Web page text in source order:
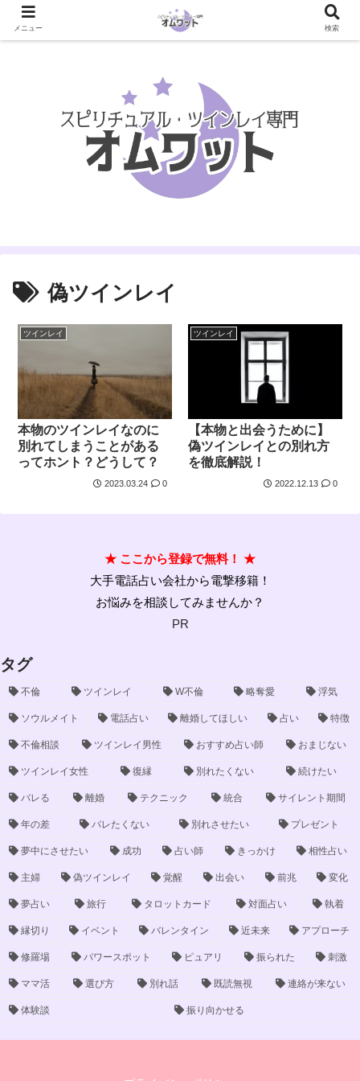
偽ツインレイ
ツインレイ
本物のツインレイなのに
別れてしまうことがある
ってホント？どうして？
2023.03.24 0
ツインレイ
【本物と出会うために】
偽ツインレイとの別れ方
を徹底解説！
2022.12.13 0
★ ここから登録で無料！ ★
大手電話占い会社から電撃移籍！
お悩みを相談してみませんか？
PR
タグ
不倫 ツインレイ W不倫 略奪愛 浮気
ソウルメイト 電話占い 離婚してほしい 占い 特徴
不倫相談 ツインレイ男性 おすすめ占い師 おまじない
ツインレイ女性 復縁 別れたくない 続けたい
バレる 離婚 テクニック 統合 サイレント期間
年の差 バレたくない 別れさせたい プレゼント
夢中にさせたい 成功 占い師 きっかけ 相性占い
主婦 偽ツインレイ 覚醒 出会い 前兆 変化
夢占い 旅行 タロットカード 対面占い 執着
縁切り イベント バレンタイン 近未来 アプローチ
修羅場 パワースポット ピュアリ 振られた 刺激
ママ活 選び方 別れ話 既読無視 連絡が来ない
体験談 振り向かせる
メニュー 検索